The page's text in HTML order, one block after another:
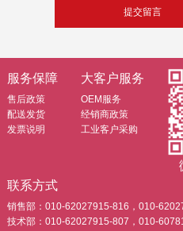
服务保障
售后政策
配送发货
发票说明
大客户服务
OEM服务
经销商政策
工业客户采购
联系方式
销售部：010-62027915-816，010-
技术部：010-62027915-807，010-